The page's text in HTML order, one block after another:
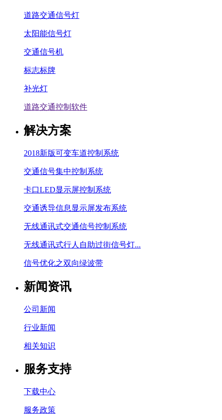
道路交通信号灯
太阳能信号灯
交通信号机
标志标牌
补光灯
道路交通控制软件
解决方案
2018新版可变车道控制系统
交通信号集中控制系统
卡口LED显示屏控制系统
交通诱导信息显示屏发布系统
无线通讯式交通信号控制系统
无线通讯式行人自助过街信号灯...
信号优化之双向绿波带
新闻资讯
公司新闻
行业新闻
相关知识
服务支持
下载中心
服务政策